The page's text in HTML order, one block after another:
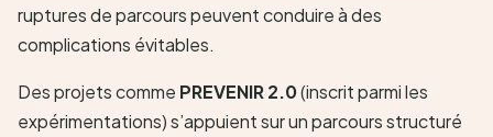
ruptures de parcours peuvent conduire à des
complications évitables.
Des projets comme PREVENIR 2.0(inscrit parmi les
expérimentations) s’appuient sur un parcours structuré